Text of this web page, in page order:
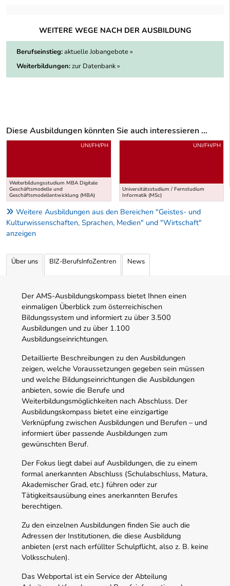
WEITERE WEGE NACH DER AUSBILDUNG
Berufseinstieg:aktuelle Jobangebote »
Weiterbildungen:zur Datenbank »
Diese Ausbildungen könnten Sie auch interessieren ...
Uber weitere Ausbildungsvorschläge
Weiterbildungsstudium MBA Digitale
Geschäftsmodelle und
Geschäftsmodellentwicklung (MBA)
UNI/FH/PH
Universitätsstudium / Fernstudium
Informatik (MSc)
UNI/FH/PH
Weitere Ausbildungen aus den Bereichen "Geistes- und
Kulturwissenschaften, Sprachen, Medien" und "Wirtschaft"
anzeigen
Über uns BIZ-BerufsInfoZentren News
Der AMS-Ausbildungskompass bietet Ihnen einen
einmaligen Überblick zum österreichischen
Bildungssystem und informiert zu über 3.500
Ausbildungen und zu über 1.100
Ausbildungseinrichtungen.
Detaillierte Beschreibungen zu den Ausbildungen
zeigen, welche Voraussetzungen gegeben sein müssen
und welche Bildungseinrichtungen die Ausbildungen
anbieten, sowie die Berufe und
Weiterbildungsmöglichkeiten nach Abschluss. Der
Ausbildungskompass bietet eine einzigartige
Verknüpfung zwischen Ausbildungen und Berufen – und
informiert über passende Ausbildungen zum
gewünschten Beruf.
Der Fokus liegt dabei auf Ausbildungen, die zu einem
formal anerkannten Abschluss (Schulabschluss, Matura,
Akademischer Grad, etc.) führen oder zur
Tätigkeitsausübung eines anerkannten Berufes
berechtigen.
Zu den einzelnen Ausbildungen finden Sie auch die
Adressen der Institutionen, die diese Ausbildung
anbieten (erst nach erfüllter Schulpflicht, also z. B. keine
Volksschulen).
Das Webportal ist ein Service der Abteilung